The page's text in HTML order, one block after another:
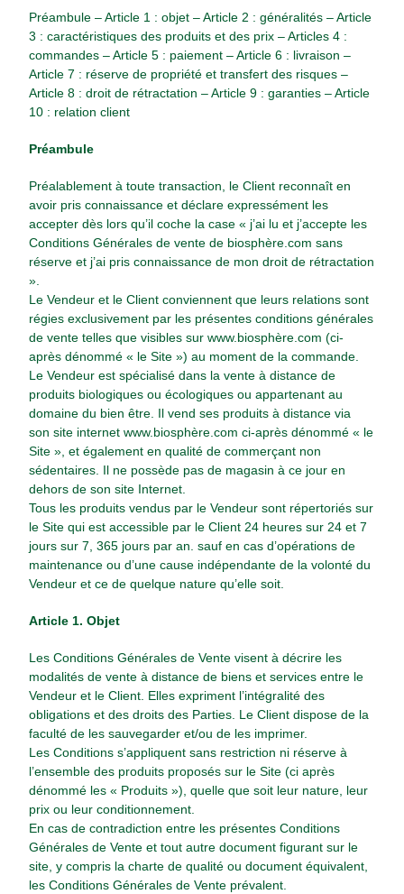
Préambule – Article 1 : objet – Article 2 : généralités – Article
3 : caractéristiques des produits et des prix – Articles 4 :
commandes – Article 5 : paiement – Article 6 : livraison –
Article 7 : réserve de propriété et transfert des risques –
Article 8 : droit de rétractation – Article 9 : garanties – Article
10 : relation client
Préambule
Préalablement à toute transaction, le Client reconnaît en
avoir pris connaissance et déclare expressément les
accepter dès lors qu’il coche la case « j’ai lu et j’accepte les
Conditions Générales de vente de biosphère.com sans
réserve et j’ai pris connaissance de mon droit de rétractation
».
Le Vendeur et le Client conviennent que leurs relations sont
régies exclusivement par les présentes conditions générales
de vente telles que visibles surwww.biosphère.com (ci-
après dénommé « le Site ») au moment de la commande.
Le Vendeur est spécialisé dans la vente à distance de
produits biologiques ou écologiques ou appartenant au
domaine du bien être. Il vend ses produits à distance via
son site internetwww.biosphère.com ci-après dénommé « le
Site », et également en qualité de commerçant non
sédentaires. Il ne possède pas de magasin à ce jour en
dehors de son site Internet.
Tous les produits vendus par le Vendeur sont répertoriés sur
le Site qui est accessible par le Client 24 heures sur 24 et 7
jours sur 7, 365 jours par an. sauf en cas d’opérations de
maintenance ou d’une cause indépendante de la volonté du
Vendeur et ce de quelque nature qu’elle soit.
Article 1. Objet
Les Conditions Générales de Vente visent à décrire les
modalités de vente à distance de biens et services entre le
Vendeur et le Client. Elles expriment l’intégralité des
obligations et des droits des Parties. Le Client dispose de la
faculté de les sauvegarder et/ou de les imprimer.
Les Conditions s’appliquent sans restriction ni réserve à
l’ensemble des produits proposés sur le Site (ci après
dénommé les « Produits »), quelle que soit leur nature, leur
prix ou leur conditionnement.
En cas de contradiction entre les présentes Conditions
Générales de Vente et tout autre document figurant sur le
site, y compris la charte de qualité ou document équivalent,
les Conditions Générales de Vente prévalent.